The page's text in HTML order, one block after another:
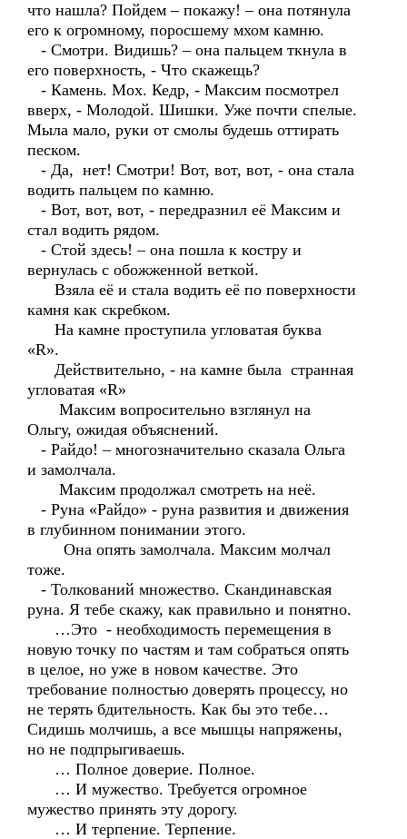
что нашла? Пойдем – покажу! – она потянула
его к огромному, поросшему мхом камню.
- Смотри. Видишь? – она пальцем ткнула в
его поверхность, - Что скажещь?
- Камень. Мох. Кедр, - Максим посмотрел
вверх, - Молодой. Шишки. Уже почти спелые.
Мыла мало, руки от смолы будешь оттирать
песком.
- Да, нет! Смотри! Вот, вот, вот, - она стала
водить пальцем по камню.
- Вот, вот, вот, - передразнил её Максим и
стал водить рядом.
- Стой здесь! – она пошла к костру и
вернулась с обожженной веткой.
Взяла её и стала водить её по поверхности
камня как скребком.
На камне проступила угловатая буква
«R».
Действительно, - на камне была странная
угловатая «R»
Максим вопросительно взглянул на
Ольгу, ожидая объяснений.
- Райдо! – многозначительно сказала Ольга
и замолчала.
Максим продолжал смотреть на неё.
- Руна «Райдо» - руна развития и движения
в глубинном понимании этого.
Она опять замолчала. Максим молчал
тоже.
- Толкований множество. Скандинавская
руна. Я тебе скажу, как правильно и понятно.
…Это - необходимость перемещения в
новую точку по частям и там собраться опять
в целое, но уже в новом качестве. Это
требование полностью доверять процессу, но
не терять бдительность. Как бы это тебе…
Сидишь молчишь, а все мышцы напряжены,
но не подпрыгиваешь.
… Полное доверие. Полное.
… И мужество. Требуется огромное
мужество принять эту дорогу.
… И терпение. Терпение.